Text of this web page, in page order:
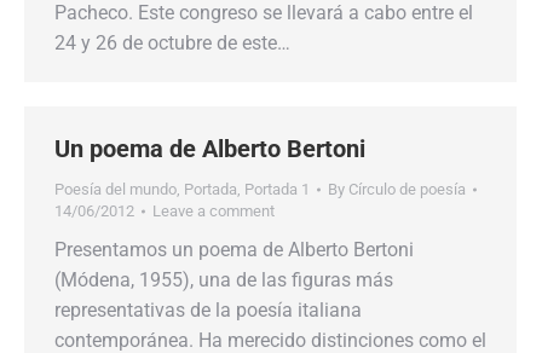
Pacheco. Este congreso se llevará a cabo entre el
24 y 26 de octubre de este…
Un poema de Alberto Bertoni
Poesía del mundo, Portada, Portada 1 By Círculo de poesía
14/06/2012
Leave a comment
Presentamos un poema de Alberto Bertoni
(Módena, 1955), una de las figuras más
representativas de la poesía italiana
contemporánea. Ha merecido distinciones como el